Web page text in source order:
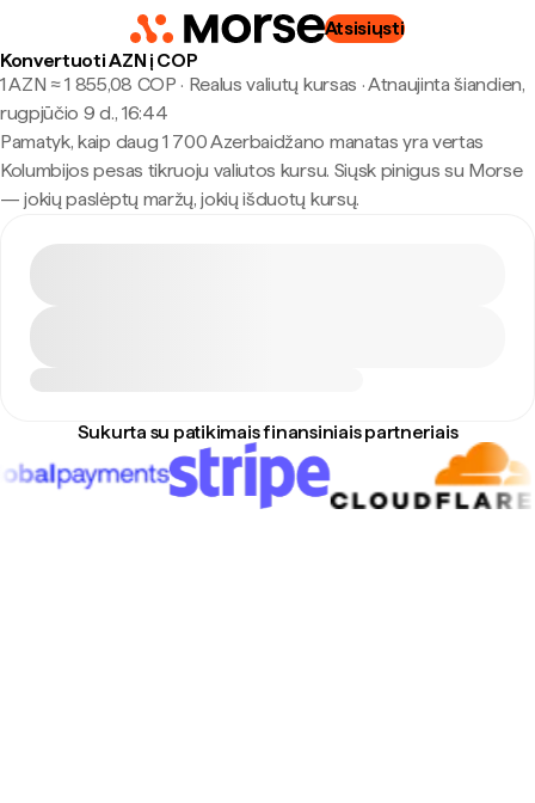
Atsisiųsti
Konvertuoti AZN į COP
1 AZN ≈ 1 855,08 COP · Realus valiutų kursas ·Atnaujinta šiandien,
rugpjūčio 9 d., 16:44
Pamatyk, kaip daug 1 700 Azerbaidžano manatas yra vertas
Kolumbijos pesas tikruoju valiutos kursu. Siųsk pinigus su Morse
— jokių paslėptų maržų, jokių išduotų kursų.
Sukurta su patikimais finansiniais partneriais